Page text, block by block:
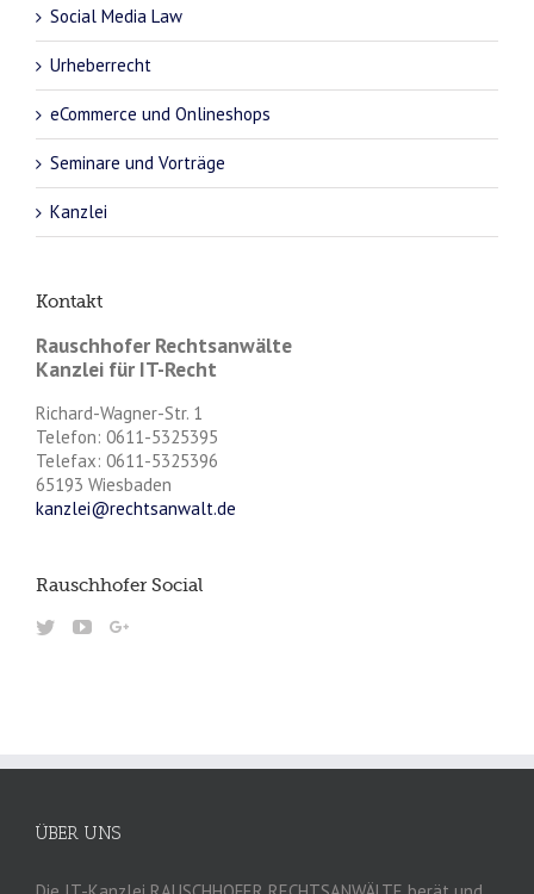
Social Media Law
Urheberrecht
eCommerce und Onlineshops
Seminare und Vorträge
Kanzlei
Kontakt
Rauschhofer Rechtsanwälte
Kanzlei für IT-Recht
Richard-Wagner-Str. 1
Telefon: 0611-5325395
Telefax: 0611-5325396
65193 Wiesbaden
kanzlei@rechtsanwalt.de
Rauschhofer Social
ÜBER UNS